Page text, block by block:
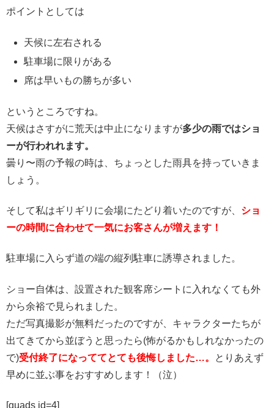
ポイントとしては
天候に左右される
駐車場に限りがある
席は早いもの勝ちが多い
というところですね。
天候はさすがに荒天は中止になりますが多少の雨ではショ
ーが行われれます。
曇り〜雨の予報の時は、ちょっとした雨具を持っていきま
しょう。
そして私はギリギリに会場にたどり着いたのですが、 ショ
ーの時間に合わせて一気にお客さんが増えます！
駐車場に入らず道の端の縦列駐車に誘導されました。
ショー自体は、設置された観客席シートに入れなくても外
から余裕で見られました。
ただ写真撮影が無料だったのですが、キャラクターたちが
出てきてから並ぼうと思ったら(怖がるかもしれなかったの
で)受付終了になっててとても後悔しました…。
とりあえず
早めに並ぶ事をおすすめします！（泣）
[quads id=4]